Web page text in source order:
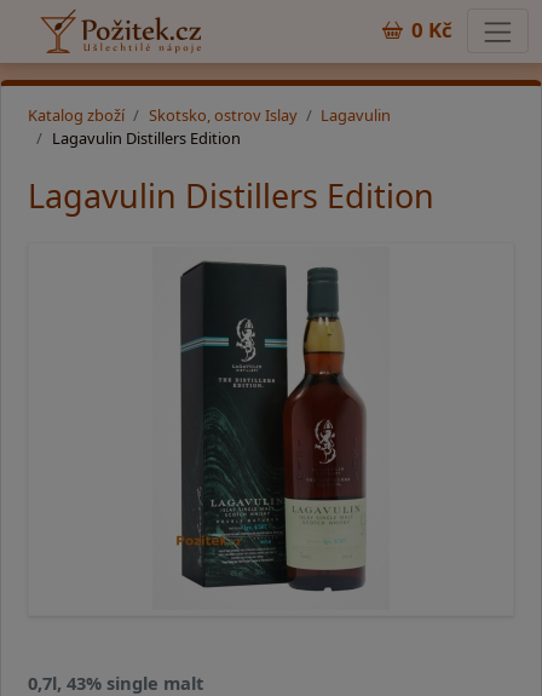
0 Kč
Katalog zboží Skotsko, ostrov Islay
Lagavulin
Lagavulin Distillers Edition
Lagavulin Distillers Edition
0,7l, 43% single malt